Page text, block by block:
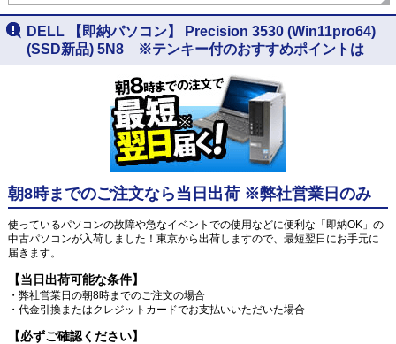
DELL 【即納パソコン】 Precision 3530 (Win11pro64)
(SSD新品) 5N8 ※テンキー付のおすすめポイントは
朝8時までのご注文なら当日出荷 ※弊社営業日のみ
使っているパソコンの故障や急なイベントでの使用などに便利な「即納OK」の
中古パソコンが入荷しました！東京から出荷しますので、最短翌日にお手元に
届きます。
【当日出荷可能な条件】
・弊社営業日の朝8時までのご注文の場合
・代金引換またはクレジットカードでお支払いいただいた場合
【必ずご確認ください】